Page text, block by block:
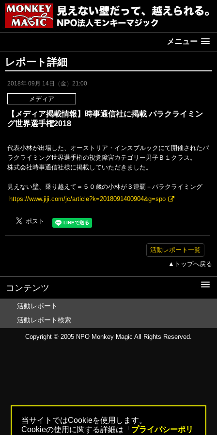
当サイトではCookieを使用します。
Cookieの使用に関する詳細は「 プライバシーポリ
メニュー
レポート詳細
2018年 09月 14日（金）21:00
メディア
【メディア掲載情報】時事通信社に掲載 パラクライミン
グ世界選手権2018
代表小林が出場した、オーストリア・インスブルックにて開催されたパ
ラクライミング世界選手権の視覚障害カテゴリー男子Ｂ１クラス。
株式会社時事通信社様に掲載していただきました。
見えない壁、乗り越えて＝５０歳の小林が３連覇－パラクライミング
https://www.jiji.com/jc/article?k=2018091400904&g=spo
活動レポート一覧
▲トップへ戻る
コンテンツ
活動レポート
活動レポート検索
Copyright © 2005 NPO Monkey Magic All Rights Reserved.